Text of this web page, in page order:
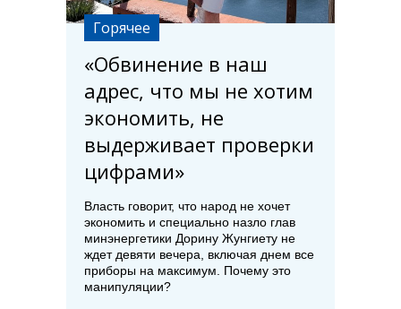
Горячее
«Обвинение в наш
адрес, что мы не хотим
экономить, не
выдерживает проверки
цифрами»
Власть говорит, что народ не хочет
экономить и специально назло глав
минэнергетики Дорину Жунгиету не
ждет девяти вечера, включая днем все
приборы на максимум. Почему это
манипуляции?